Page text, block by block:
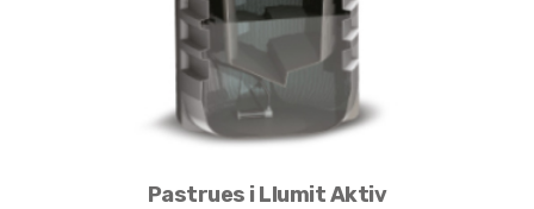
Pastrues i Llumit Aktiv